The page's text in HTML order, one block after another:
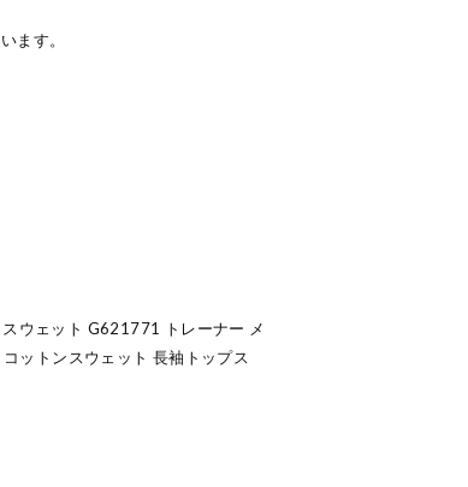
ます。
ウェット G621771 トレーナー メ
ットンスウェット 長袖トップス